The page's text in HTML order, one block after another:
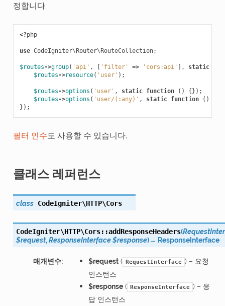
정합니다:
<?php
use CodeIgniter\Router\RouteCollection;
$routes->group( 'api' , [ 'filter' => 'cors:api' ], static
$routes->resource( 'user' );
$routes->options ( 'user' , static function ()
{});
$routes->options ( 'user/(:any)' , static function ()
});
필터 인수도 사용할 수 있습니다.
클래스 레퍼런스
class CodeIgniter\HTTP\Cors
CodeIgniter\HTTP\Cors::addResponseHeaders(
$request,ResponseInterface$response)→ ResponseInterface
매개변수: $request( RequestInterface ) – 요청
인스턴스
$response( ResponseInterface ) – 응
답 인스턴스